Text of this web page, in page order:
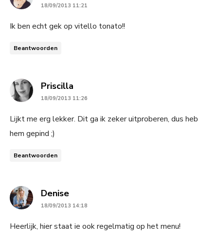
18/09/2013 11:21
Ik ben echt gek op vitello tonato!!
Beantwoorden
Priscilla
18/09/2013 11:26
Lijkt me erg lekker. Dit ga ik zeker uitproberen, dus heb
hem gepind ;)
Beantwoorden
Denisesays:
18/09/2013 14:18
Heerlijk, hier staat ie ook regelmatig op het menu!